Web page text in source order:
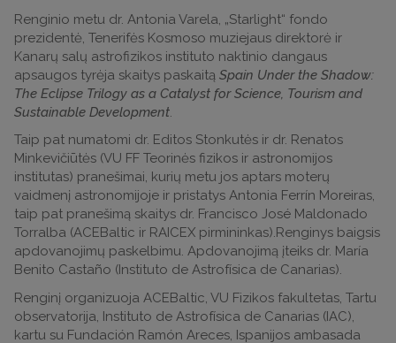
Renginio metu dr. Antonia Varela, „Starlight“ fondo
prezidentė, Tenerifės Kosmoso muziejaus direktorė ir
Kanarų salų astrofizikos instituto naktinio dangaus
apsaugos tyrėja skaitys paskaitą Spain Under the Shadow:
The Eclipse Trilogy as a Catalyst for Science, Tourism and
Sustainable Development
Taip pat numatomi dr. Editos Stonkutės ir dr. Renatos
Minkevičiūtės (VU FF Teorinės fizikos ir astronomijos
institutas) pranešimai, kurių metu jos aptars moterų
vaidmenį astronomijoje ir pristatys Antonia Ferrín Moreiras,
taip pat pranešimą skaitys dr. Francisco José Maldonado
Torralba (ACEBaltic ir RAICEX pirmininkas).Renginys baigsis
apdovanojimų paskelbimu. Apdovanojimą įteiks dr. María
Benito Castaño (Instituto de Astrofísica de Canarias).
Renginį organizuoja ACEBaltic, VU Fizikos fakultetas, Tartu
observatorija, Instituto de Astrofísica de Canarias (IAC),
kartu su Fundación Ramón Areces, Ispanijos ambasada